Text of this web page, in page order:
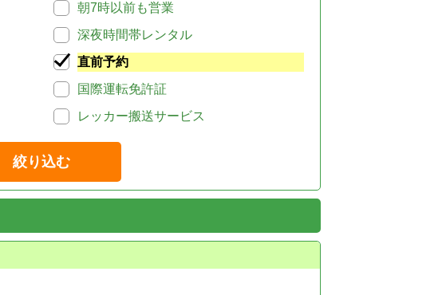
朝7時以前も営業
深夜時間帯レンタル
直前予約
国際運転免許証
レッカー搬送サービス
絞り込む